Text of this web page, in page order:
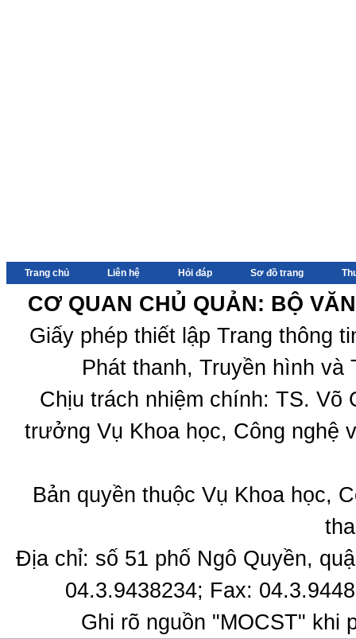
Trang chủ Liên hệ Hỏi đáp Sơ đồ trang
CƠ QUAN CHỦ QUẢN: BỘ
Giấy phép thiết lập Trang thông
Phát thanh, Truyền hình
Chịu trách nhiệm chính: TS.
trưởng Vụ Khoa học, Công nghệ
Bản quyền thuộc Vụ Khoa học,
Địa chỉ: số 51 phố Ngô Quyền,
04.3.9438234; Fax:
Ghi rõ nguồn "MOCST" khi